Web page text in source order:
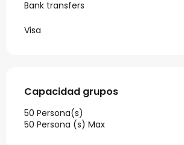
Bank transfers
Visa
Capacidad grupos
Capacidad grupos
50 Persona(s)
50 Persona (s) Max